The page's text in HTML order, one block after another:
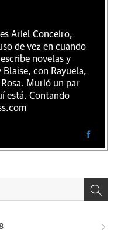
Ariel Conceiro,
de vez en cuando
novelas y
con Rayuela,
Murió un par
está. Contando